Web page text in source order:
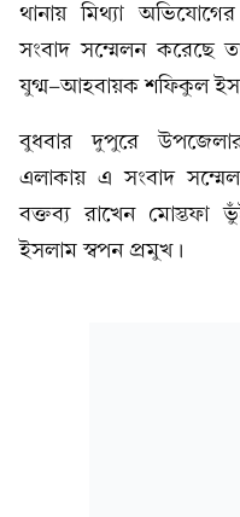
থানায় মিথ্যা
সংবাদ সম্মেলন করেছে
যুগ্ম-আহবায়ক শফিকুল
বুধবার দুপুরে
এলাকায় এ সংবাদ
বক্তব্য রাখেন
ইসলাম স্বপন প্রমুখ।